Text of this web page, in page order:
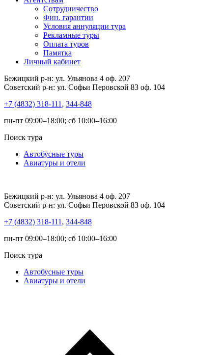
Сотрудничество
Фин. гарантии
Условия аннуляции тура
Рекламные туры
Оплата туров
Памятка
Личный кабинет
Бежицкий р-н: ул. Ульянова 4 оф. 207
Советский р-н: ул. Софьи Перовской 83 оф. 104
+7 (4832) 318-111 , 344-848
пн-пт 09:00–18:00; сб 10:00–16:00
Поиск тура
Автобусные туры
Авиатуры и отели
Бежицкий р-н: ул. Ульянова 4 оф. 207
Советский р-н: ул. Софьи Перовской 83 оф. 104
+7 (4832) 318-111 , 344-848
пн-пт 09:00–18:00; сб 10:00–16:00
Поиск тура
Автобусные туры
Авиатуры и отели